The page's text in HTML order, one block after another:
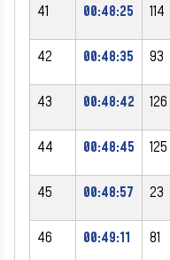
41 00:48:25 114
42 00:48:35 93
43 00:48:42 126
44 00:48:45 125
45 00:48:57 23
46 00:49:11 81